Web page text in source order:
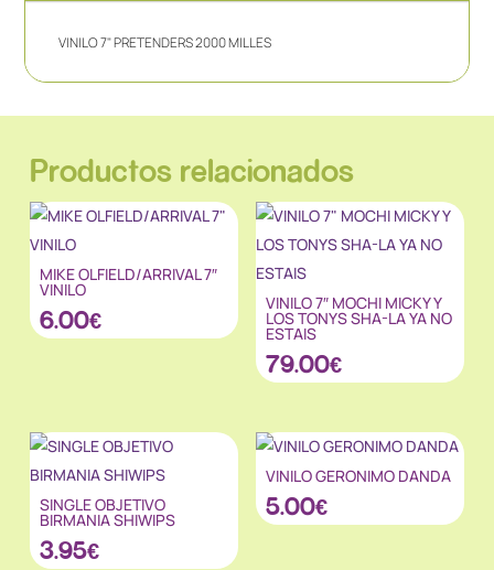
VINILO 7" PRETENDERS 2000 MILLES
Productos relacionados
MIKE OLFIELD/ARRIVAL 7″
VINILO
6.00€
VINILO 7″ MOCHI MICKY Y
LOS TONYS SHA-LA YA NO
ESTAIS
79.00€
SINGLE OBJETIVO
BIRMANIA SHIWIPS
3.95€
VINILO GERONIMO DANDA
5.00€